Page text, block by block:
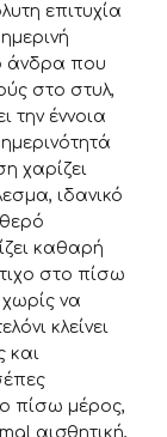
επιτυχία
άνδρα που
στο στυλ,
την έννοια
χαρίζει
ιδανικό
καθαρή
στο πίσω
να
κλείνει
και
πίσω μέρος,
αισθητική,